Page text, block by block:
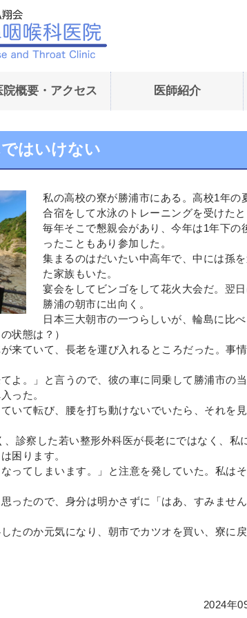
内藤耳鼻咽
院概要・アクセス 医師紹介
はいけない
私の高校の寮が勝浦市にある。高校1年の
合宿をして水泳のトレーニングを受けたと
毎年そこで懇親会があり、今年は1年下の
ったこともあり参加した。
集まるのはだいたい中高年で、中には孫
た家族もいた。
宴会をしてビンゴをして花火大会だ。翌日
勝浦の朝市に出向く。
日本三大朝市の一つらしいが、輪島に比
状態は？）
来ていて、長老を運び入れるところだった。事
よ。」と言うので、彼の車に同乗して勝浦市の
った。
いて転び、腰を打ち動けないでいたら、それを
診察した若い整形外科医が長老にではなく、私
困ります。
ってしまいます。」と注意を発していた。私は
ったので、身分は明かさずに「はあ、すみませ
たのか元気になり、朝市でカツオを買い、寮に
2024年